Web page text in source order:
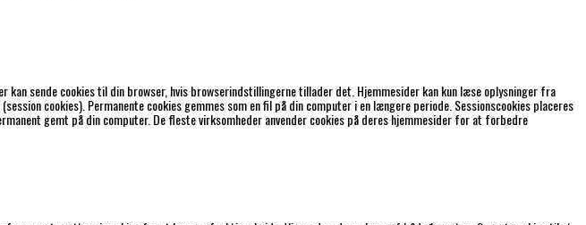
kan sende cookies til din browser, hvis browserindstillingerne tillader det. Hjemmesider kan kun læse oplysninger fra
cookies). Permanente cookies gemmes som en fil på din computer i en længere periode. Sessionscookies placeres
gemt på din computer. De fleste virksomheder anvender cookies på deres hjemmesider for at forbedre